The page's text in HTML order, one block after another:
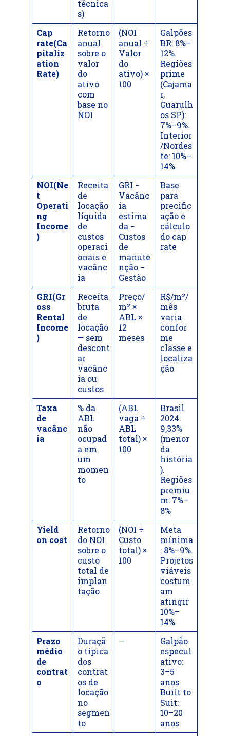
técnica
s)
Cap
rate(Ca
pitaliz
ation
Rate)
Retorno
anual
sobre o
valor
do
ativo
com
base no
NOI
(NOI
anual ÷
Valor
do
ativo) ×
100
Galpões
BR: 8%–
12%.
Regiões
prime
(Cajama
r,
Guarulh
os SP):
7%–9%.
Interior
/Nordes
te: 10%–
14%
NOI(Ne
t
Operati
ng
Income
)
Receita
de
locação
líquida
de
custos
operaci
onais e
vacânc
ia
GRI −
Vacânc
ia
estima
da −
Custos
de
manute
nção −
Gestão
Base
para
precific
ação e
cálculo
do cap
rate
GRI(Gr
oss
Rental
Income
)
Receita
bruta
de
locação
— sem
descont
ar
vacânc
ia ou
custos
Preço/
m² ×
ABL ×
12
meses
R$/m²/
mês
varia
confor
me
classe e
localiza
ção
Taxa
de
vacânc
ia
% da
ABL
não
ocupad
a em
um
momen
to
(ABL
vaga ÷
ABL
total) ×
100
Brasil
2024:
9,33%
(menor
da
história
).
Regiões
premiu
m: 7%–
8%
Yield
on cost
Retorno
do NOI
sobre o
custo
total de
implan
tação
(NOI ÷
Custo
total) ×
100
Meta
mínima
: 8%–9%.
Projetos
viáveis
costum
am
atingir
10%–
14%
Prazo
médio
de
contrat
o
Duraçã
o típica
dos
contrat
os de
locação
no
segmen
to
—
Galpão
especul
ativo:
3–5
anos.
Built to
Suit:
10–20
anos